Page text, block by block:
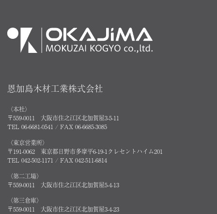
恩加島木材工業株式会社
〈本社〉
〒559-0011 大阪市住之江区北加賀屋3-5-11
TEL 06-6681-0541 / FAX 06-6685-3085
〈東京営業所〉
〒191-0062 東京都日野市多摩平6-19-1クレセントハイム201
TEL 042-502-1171 / FAX 042-511-6814
〈第二工場〉
〒559-0011 大阪市住之江区北加賀屋5-4-13
〈第三倉庫〉
〒559-0011 大阪市住之江区北加賀屋3-4-23